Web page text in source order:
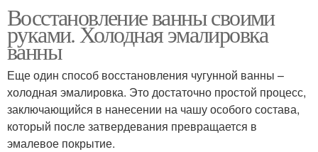
Восстановление ванны своими
руками. Холодная эмалировка
ванны
Еще один способ восстановления чугунной ванны –
холодная эмалировка. Это достаточно простой процесс,
заключающийся в нанесении на чашу особого состава,
который после затвердевания превращается в
эмалевое покрытие.